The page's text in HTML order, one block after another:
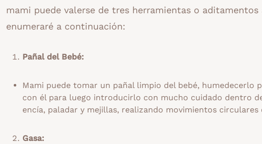
mami puede valerse de tres herramientas o
enumeraré a continuación:
Pañal del Bebé:
Mami puede tomar un pañal limpio del bebé, humedecerlo
con él para luego introducirlo con mucho cuidado dentro
encía, paladar y mejillas, realizando movimientos
Gasa: